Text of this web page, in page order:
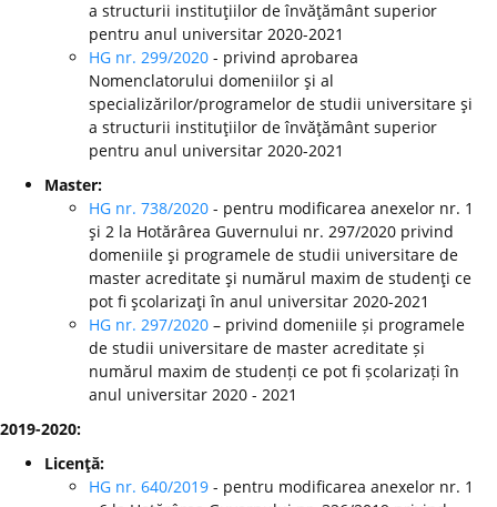
a structurii instituţiilor de învăţământ superior
pentru anul universitar 2020-2021
HG nr. 299/2020 - privind aprobarea
Nomenclatorului domeniilor şi al
specializărilor/programelor de studii universitare şi
a structurii instituţiilor de învăţământ superior
pentru anul universitar 2020-2021
Master:
HG nr. 738/2020 - pentru modificarea anexelor nr. 1
şi 2 la Hotărârea Guvernului nr. 297/2020 privind
domeniile şi programele de studii universitare de
master acreditate şi numărul maxim de studenţi ce
pot fi şcolarizaţi în anul universitar 2020-2021
HG nr. 297/2020 – privind domeniile și programele
de studii universitare de master acreditate și
numărul maxim de studenți ce pot fi școlarizați în
anul universitar 2020 - 2021
2019-2020:
Licenţă:
HG nr. 640/2019 - pentru modificarea anexelor nr. 1